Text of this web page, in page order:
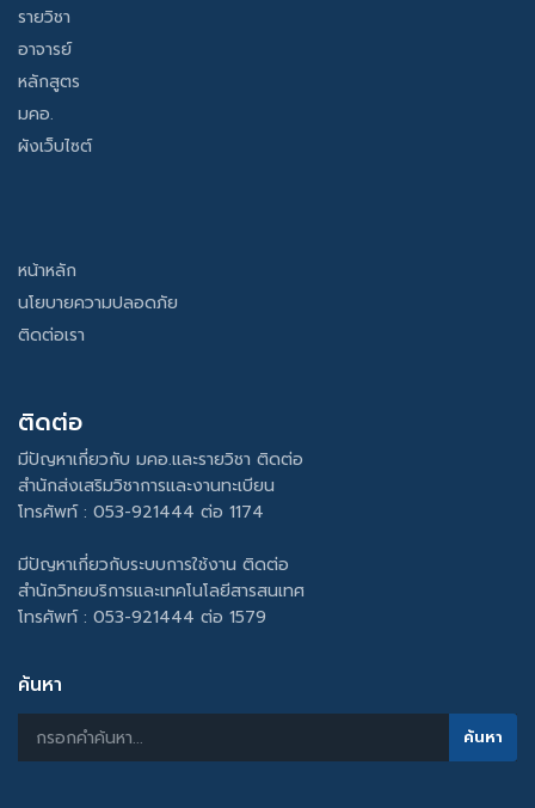
รายวิชา
อาจารย์
หลักสูตร
มคอ.
ผังเว็บไซต์
หน้าหลัก
นโยบายความปลอดภัย
ติดต่อเรา
ติดต่อ
มีปัญหาเกี่ยวกับ มคอ.และรายวิชา ติดต่อ
สำนักส่งเสริมวิชาการและงานทะเบียน
โทรศัพท์ : 053-921444 ต่อ 1174
มีปัญหาเกี่ยวกับระบบการใช้งาน ติดต่อ
สำนักวิทยบริการและเทคโนโลยีสารสนเทศ
โทรศัพท์ : 053-921444 ต่อ 1579
ค้นหา